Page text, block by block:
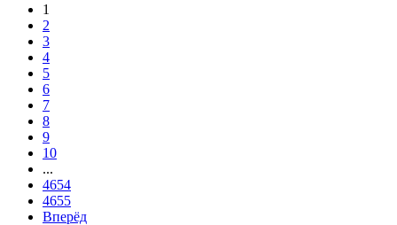
1
2
3
4
5
6
7
8
9
10
...
4654
4655
Вперёд